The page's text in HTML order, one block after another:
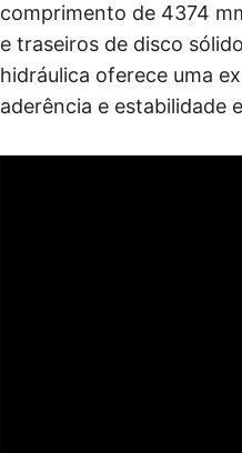
comprimento de 4374
e traseiros de disco
hidráulica oferece uma
aderência e estabilidade